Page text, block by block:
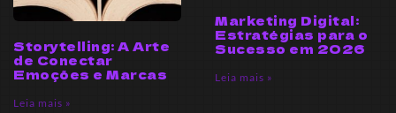
Storytelling: A Arte
de Conectar
Emoções e Marcas
Leia mais »
Marketing Digital:
Estratégias para o
Sucesso em 2026
Leia mais »